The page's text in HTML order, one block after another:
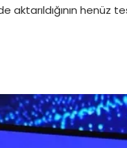
aktarıldığının